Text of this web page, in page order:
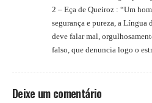
2 – Eça de Queiroz : “Um
segurança e pureza, a Língua
deve falar mal,
falso, que denuncia logo o
Deixe um comentário